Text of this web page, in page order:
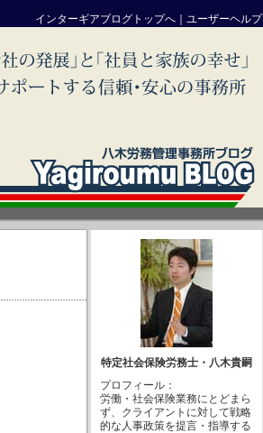
インターギアブログトップへ ユーザーヘルプ
特定社会保険労務士・八木貴嗣
プロフィール：
労働・社会保険業務にとどまら
ず、クライアントに対して戦略
的な人事政策を提言・指導する